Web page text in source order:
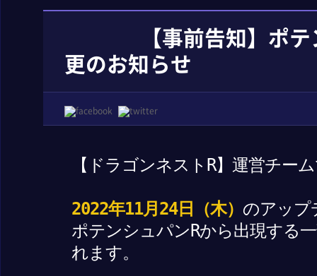
【事前告知】ポ
更のお知らせ
【ドラゴンネストR】運営チー
2022年11月24日（木） のアップ
ポテンシュパンRから出現する
れます。